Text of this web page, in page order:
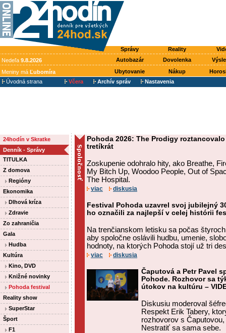
Správy Reality
Nedeľa 9.8.2026 Autobazár Dovolenka
Meniny má Ľubomíra Ubytovanie Nákup
Úvodná strana
Včera Archív správ Nastavenia
24hodín v Skratke
Denník - Správy
TITULKA
Z domova
Regióny
Ekonomika
Dlhová kríza
Zdravie
Zo zahraničia
Gala
Hudba
Kultúra
Kino, DVD
Knižné novinky
Pohoda festival
Reality show
SuperStar
Šport
F1
Pohoda 2026: The Prodigy
tretíkrát
Zoskupenie odohralo hity, ako Breathe,
My Bitch Up, Woodoo People, Out of
The Hospital.
viac diskusia
Festival Pohoda uzavrel svoj jubilejný
ho označili za najlepší v celej histórii
Na trenčianskom letisku sa počas
aby spoločne oslávili hudbu, umenie,
hodnoty, na ktorých Pohoda stojí už tri
viac diskusia
Čaputová a Petr Pavel
Pohode. Rozhovor sa
útokov na kultúru –
Diskusiu moderoval
Respekt Erik Tabery,
rozhovorov s
Nestratiť sa sama sebe.